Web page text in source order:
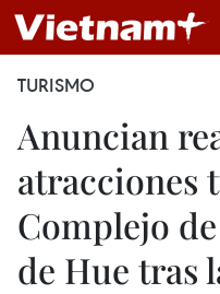
TURISMO
Anuncian
atracciones
Complejo
de Hue tras